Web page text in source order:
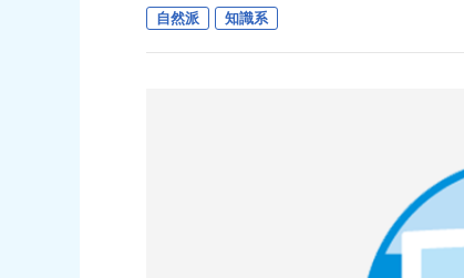
自然派 知識系